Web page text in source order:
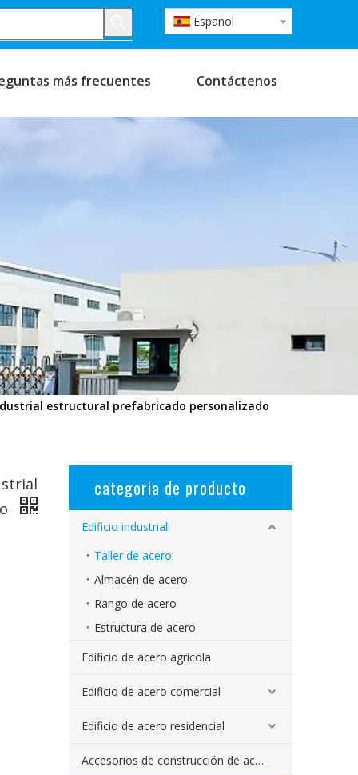
Español
más frecuentes Contáctenos
estructural prefabricado personalizado
categoria de producto
Edificio industrial
Taller de acero
Almacén de acero
Rango de acero
Estructura de acero
Edificio de acero agrícola
Edificio de acero comercial
Edificio de acero residencial
Accesorios de construcción de acero